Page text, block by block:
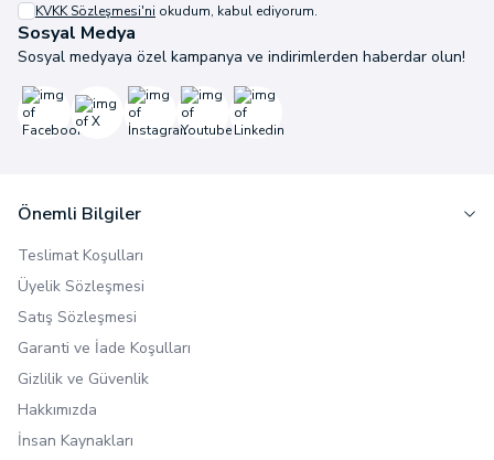
KVKK Sözleşmesi'ni okudum, kabul ediyorum.
Sosyal Medya
Sosyal medyaya özel kampanya ve indirimlerden haberdar olun!
Facebook
X İnstagramYoutube Linkedin
Önemli Bilgiler
Teslimat Koşulları
Üyelik Sözleşmesi
Satış Sözleşmesi
Garanti ve İade Koşulları
Gizlilik ve Güvenlik
Hakkımızda
İnsan Kaynakları